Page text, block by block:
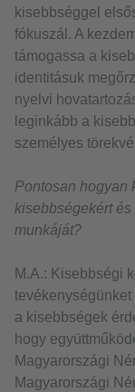
kisebbséggel
fókuszál. A
támogassa a
identitásuk
nyelvi
leginkább a
személyes
Pontosan hogyan
kisebbségekért
munkáját?
M.A.: Kisebbségi
a kisebbségek
hogy
Magyarországi
Magyarországi